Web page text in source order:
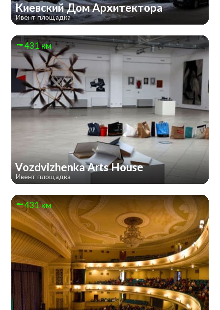
Киевский Дом Архитектора
Ивент площадка
431 км
Vozdvizhenka Arts House
Ивент площадка
431 км